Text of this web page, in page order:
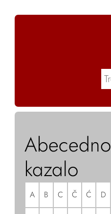
Abecedno
kazalo
A B C Č Ć D